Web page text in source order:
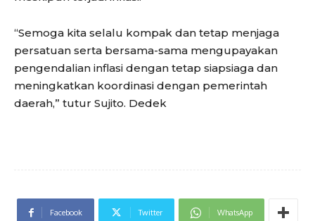
“Semoga kita selalu kompak dan tetap menjaga
persatuan serta bersama-sama mengupayakan
pengendalian inflasi dengan tetap siapsiaga dan
meningkatkan koordinasi dengan pemerintah
daerah,” tutur Sujito. Dedek
Facebook Twitter WhatsApp